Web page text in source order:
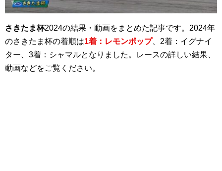
さきたま杯2024の結果・動画をまとめた記事です。2024年
のさきたま杯の着順は1着：レモンポップ、2着：イグナイ
ター、3着：シャマルとなりました。レースの詳しい結果、
動画などをご覧ください。